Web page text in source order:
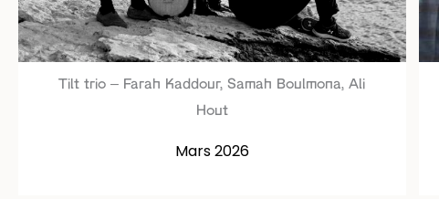
Tilt trio – Farah Kaddour, Samah Boulmona, Ali
Hout
Mars 2026